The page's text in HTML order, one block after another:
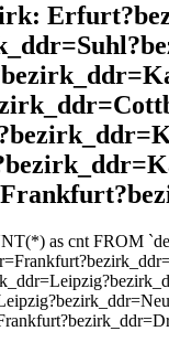
as cnt FROM